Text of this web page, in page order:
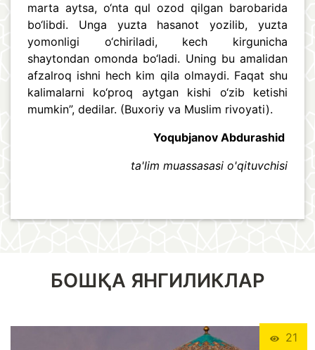
marta aytsa, o‘nta qul ozod qilgan barobarida
bo‘libdi. Unga yuzta hasanot yozilib, yuzta
yomonligi o‘chiriladi, kech kirgunicha
shaytondan omonda bo‘ladi. Uning bu amalidan
afzalroq ishni hech kim qila olmaydi. Faqat shu
kalimalarni ko‘proq aytgan kishi o‘zib ketishi
mumkin”, dedilar. (Buxoriy va Muslim rivoyati).
Yoqubjanov Abdurashid
ta'lim muassasasi o'qituvchisi
БОШҚА ЯНГИЛИКЛАР
21